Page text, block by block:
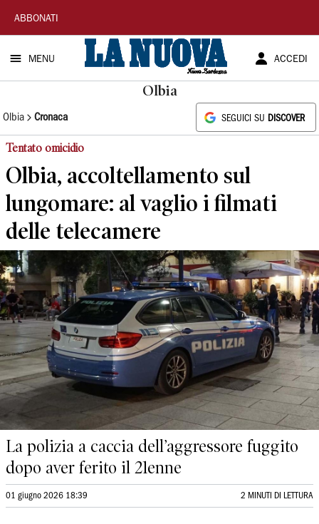
La
Nuova
Sardegna
ABBONATI
MENU ACCEDI
Olbia
Olbia Cronaca SEGUICI SU DISCOVER
Tentato omicidio
Olbia, accoltellamento sul
lungomare: al vaglio i filmati
delle telecamere
La polizia a caccia dell’aggressore fuggito
dopo aver ferito il 21enne
01 giugno 2026 18:39 2 MINUTI DI LETTURA